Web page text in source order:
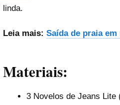
linda.
Leia mais: Saída de praia
Materiais:
3 Novelos de Jeans Lite